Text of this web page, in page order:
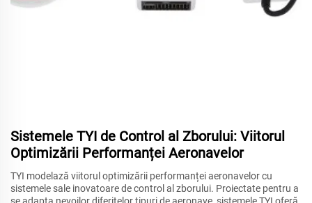
Sistemele TYI de Control al Zborului: Viitorul
Optimizării Performanței Aeronavelor
TYI modelază viitorul optimizării performanței aeronavelor cu
sistemele sale inovatoare de control al zborului. Proiectate pentru a
se adapta nevoilor diferitelor tipuri de aeronave, sistemele TYI oferă